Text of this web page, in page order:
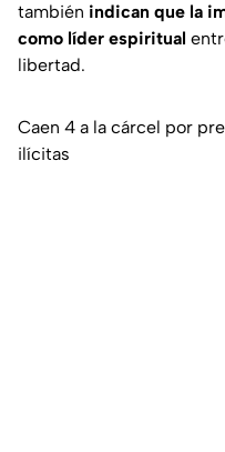
también indican que la
como líder espiritual
libertad.
Caen 4 a la cárcel por
ilícitas